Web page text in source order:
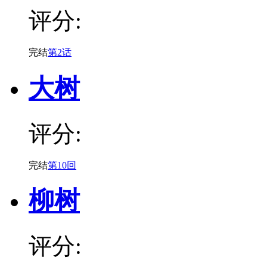
评分:
完结第2话
大树
评分:
完结第10回
柳树
评分: